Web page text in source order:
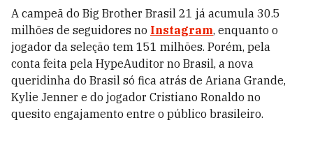
A campeã do Big Brother Brasil 21 já acumula 30.5
milhões de seguidores no Instagram, enquanto o
jogador da seleção tem 151 milhões. Porém, pela
conta feita pela HypeAuditor no Brasil, a nova
queridinha do Brasil só fica atrás de Ariana Grande,
Kylie Jenner e do jogador Cristiano Ronaldo no
quesito engajamento entre o público brasileiro.